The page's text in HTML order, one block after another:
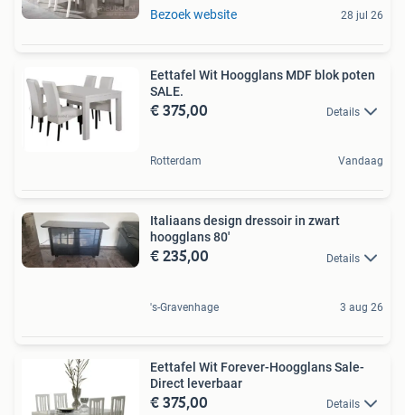
Bezoek website 28 jul 26
Eettafel Wit Hoogglans MDF blok poten
SALE.
€ 375,00 Details
Rotterdam Vandaag
Italiaans design dressoir in zwart
hoogglans 80'
€ 235,00 Details
's-Gravenhage 3 aug 26
Eettafel Wit Forever-Hoogglans Sale-
Direct leverbaar
€ 375,00 Details